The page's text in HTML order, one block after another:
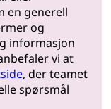
en generell
og
informasjon
vi at
, der teamet
spørsmål